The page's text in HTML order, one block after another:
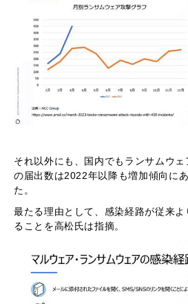
それ以外にも、国内でもランサムウ
の届出数は2022年以降も増加傾向に
た。
最たる理由として、感染経路が従来
ることを高松氏は指摘。